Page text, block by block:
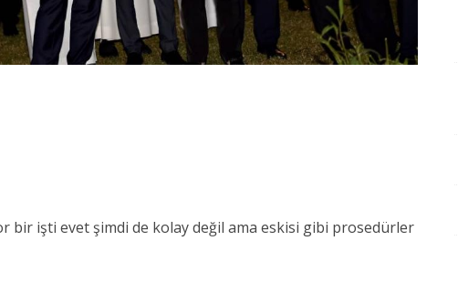
bir işti evet şimdi de kolay değil ama eskisi gibi prosedürler